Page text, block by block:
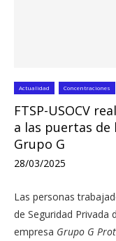
Actualidad Concentraciones
FTSP-USOCV
a las puertas de
Grupo G
28/03/2025
Las personas
de Seguridad Privada
empresa Grupo G